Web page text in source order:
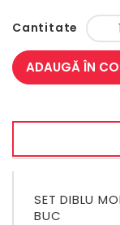
Cantitate
ADAUGĂ ÎN
SET DIBLU
BUC